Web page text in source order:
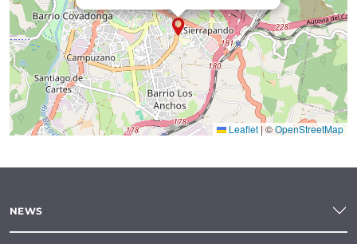
Leaflet|©OpenStreetMap
NEWS